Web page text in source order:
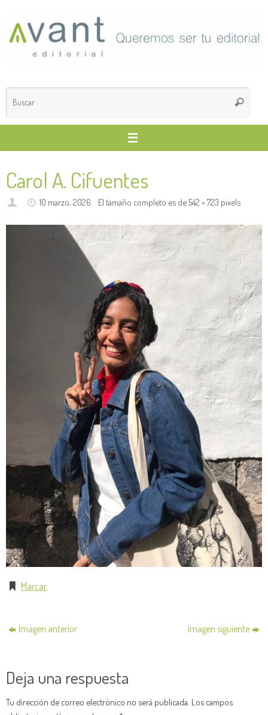
contenido
Buscar
Carol A. Cifuentes
10 marzo, 2026 El tamaño completo es de542 × 723 pixels
Marcar.
Imagen anterior Imagen siguiente
Deja una respuesta
Tu dirección de correo electrónico no será publicada. Los campos